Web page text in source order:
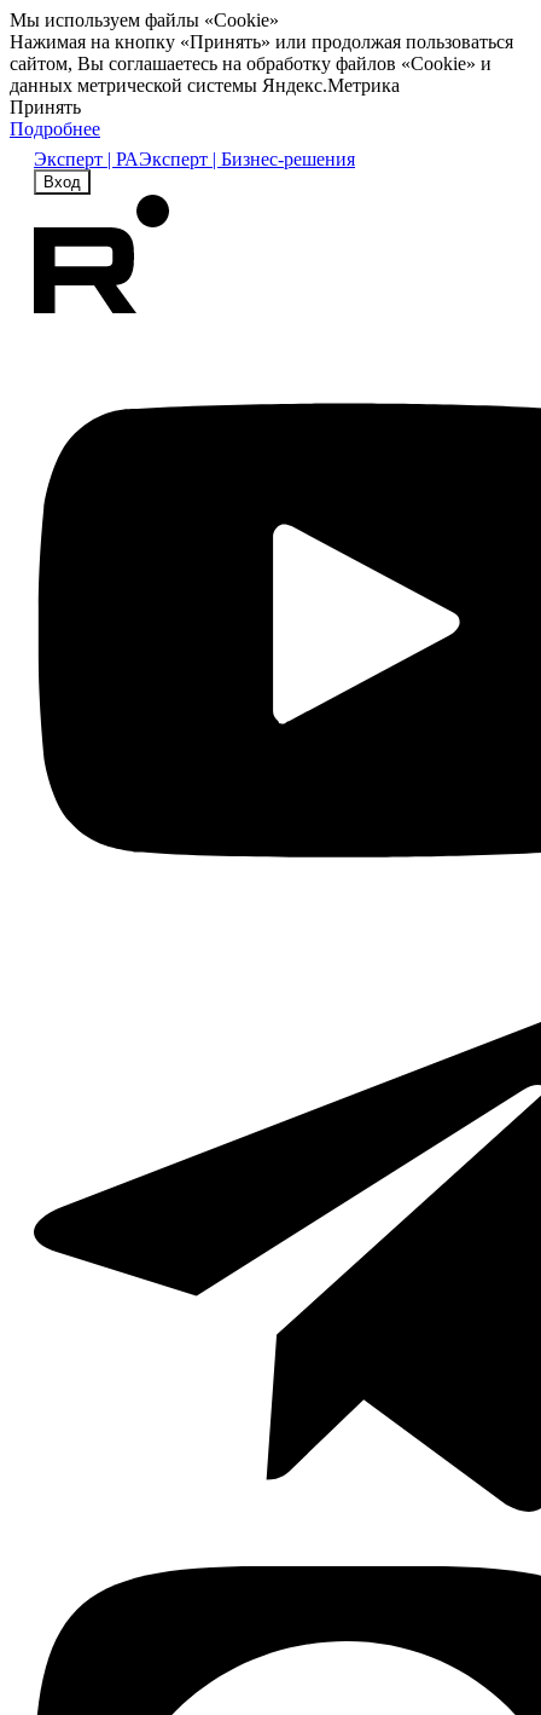
Мы используем файлы «Cookie»
Нажимая на кнопку «Принять» или продолжая пользоваться
сайтом, Вы соглашаетесь на обработку файлов «Cookie» и
данных метрической системы Яндекс.Метрика
Принять
Подробнее
Эксперт | РАЭксперт | Бизнес-решения
Вход